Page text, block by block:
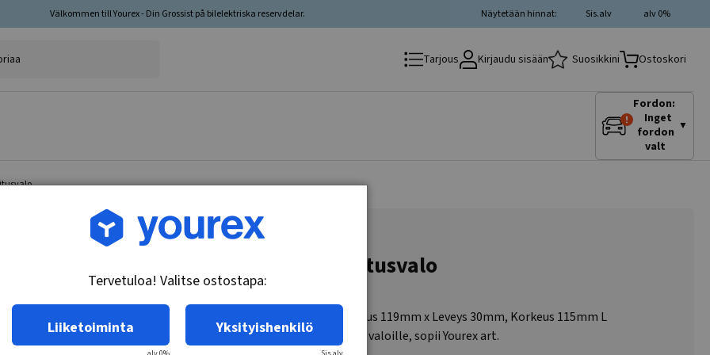
Välkommen till Yourex - Din Grossist på bilelektriska reservdelar. alv 0%
Sis.alv
Näytetään hinnat:
Tarjous Kirjaudu sisään Suosikkini Ostoskori
Fordon:
Inget
fordon
valt
▼
Tuotenro.: 85-500-0832
Tangkiinnike Kulma, varoitusvalo
Kiskokiinnike Kulma, Hätävilkutin Kiinnike: Pituus 119mm x Leveys 30mm, Korkeus 115mm L
Kulmamainen kiinnike, jossa liitosputki varoitusvaloille, sopii Yourex art.
Tervetuloa! Valitse ostostapa:
Liiketoiminta Yksityishenkilö